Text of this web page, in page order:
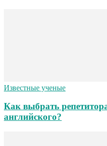
Известные ученые
Как выбрать
английского?